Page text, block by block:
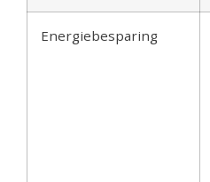
Energiebesparing